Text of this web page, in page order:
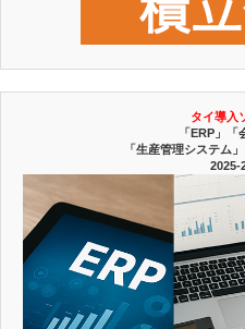
タイ導入
「ERP」「
「生産管理システム
2025-